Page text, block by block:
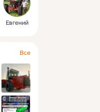
Евгений
Все